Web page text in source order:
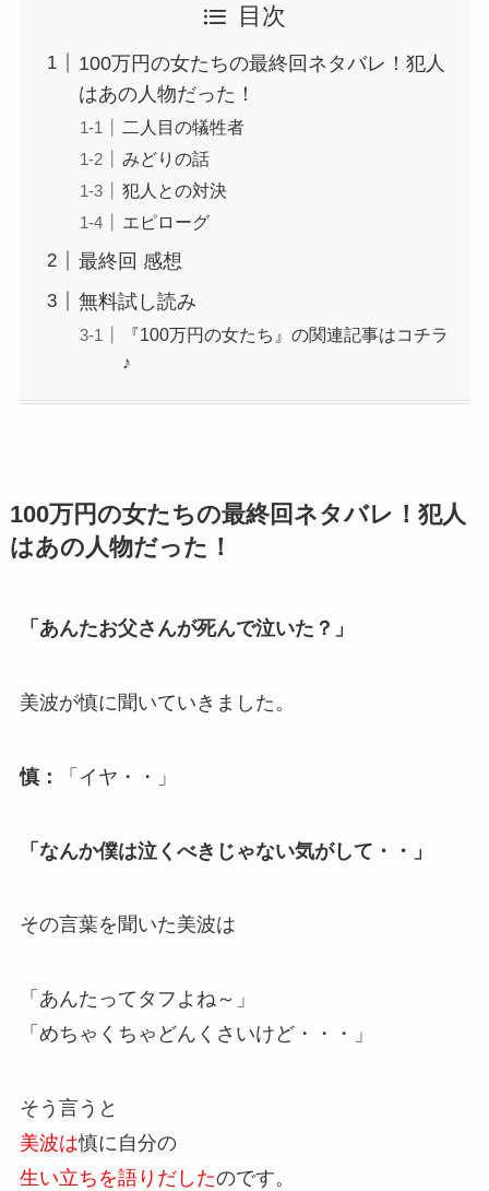
目次
100万円の女たちの最終回ネタバレ！犯人
はあの人物だった！
二人目の犠牲者
みどりの話
犯人との対決
エピローグ
最終回 感想
無料試し読み
『100万円の女たち』の関連記事はコチラ
♪
100万円の女たちの最終回ネタバレ！犯人
はあの人物だった！
「あんたお父さんが死んで泣いた？」
美波が慎に聞いていきました。
慎： 「イヤ・・」
「なんか僕は泣くべきじゃない気がして・・」
その言葉を聞いた美波は
「あんたってタフよね～」
「めちゃくちゃどんくさいけど・・・」
そう言うと
美波は慎に自分の
生い立ちを語りだしたのです。